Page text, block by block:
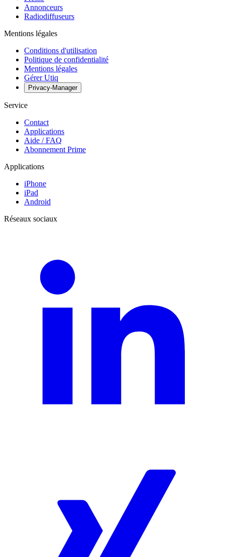
Annonceurs
Radiodiffuseurs
Mentions légales
Conditions d'utilisation
Politique de confidentialité
Mentions légales
Gérer Utiq
Privacy-Manager
Service
Contact
Applications
Aide / FAQ
Abonnement Prime
Applications
iPhone
iPad
Android
Réseaux sociaux